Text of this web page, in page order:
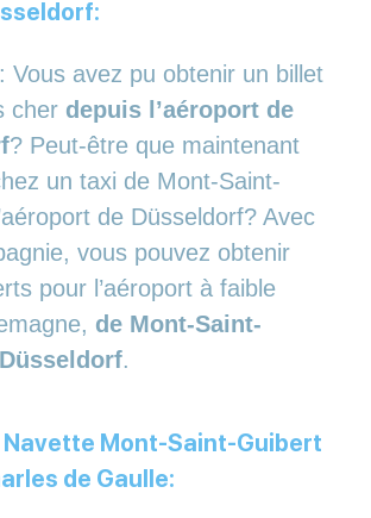
Vous avez pu obtenir un billet
cher depuis l’aéroport de
? Peut-être que maintenant
un taxi de Mont-Saint-
de Düsseldorf? Avec
vous pouvez obtenir
pour l’aéroport à faible
de Mont-Saint-
.
Navette Mont-Saint-Guibert
de Gaulle: